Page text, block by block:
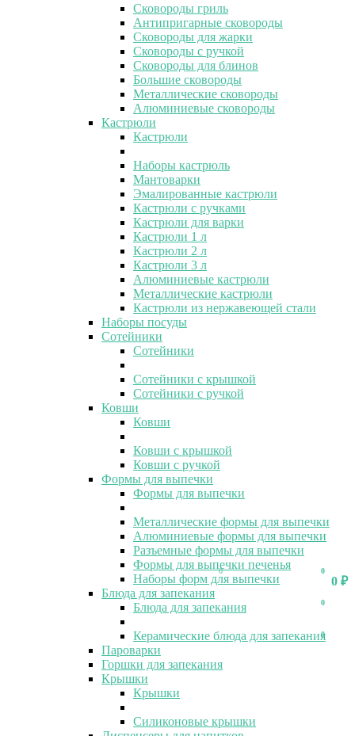
0
0 ₽
0
0
0
Сковороды гриль
Антипригарные сковороды
Сковороды для жарки
Сковороды с ручкой
Сковороды для блинов
Большие сковороды
Металлические сковороды
Алюминиевые сковороды
Кастрюли
Кастрюли
Наборы кастрюль
Мантоварки
Эмалированные кастрюли
Кастрюли с ручками
Кастрюли для варки
Кастрюли 1 л
Кастрюли 2 л
Кастрюли 3 л
Алюминиевые кастрюли
Металлические кастрюли
Кастрюли из нержавеющей стали
Наборы посуды
Сотейники
Сотейники
Сотейники с крышкой
Сотейники с ручкой
Ковши
Ковши
Ковши с крышкой
Ковши с ручкой
Формы для выпечки
Формы для выпечки
Металлические формы для выпечки
Алюминиевые формы для выпечки
Разъемные формы для выпечки
Формы для выпечки печенья
Наборы форм для выпечки
Блюда для запекания
Блюда для запекания
Керамические блюда для запекания
Пароварки
Горшки для запекания
Крышки
Крышки
Силиконовые крышки